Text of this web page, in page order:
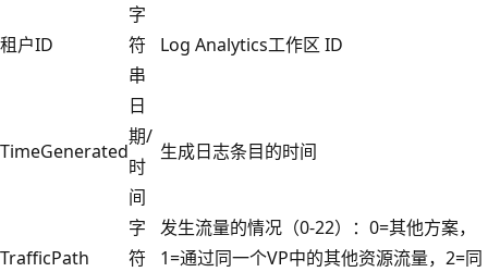
租户ID
字
符
串
Log Analytics工作区 ID
TimeGenerated
日
期/
时
间
生成日志条目的时间
TrafficPath
字
符
发生流量的情况（0-22）：0=其他方案，
1=通过同一个VP中的其他资源流量，2=同